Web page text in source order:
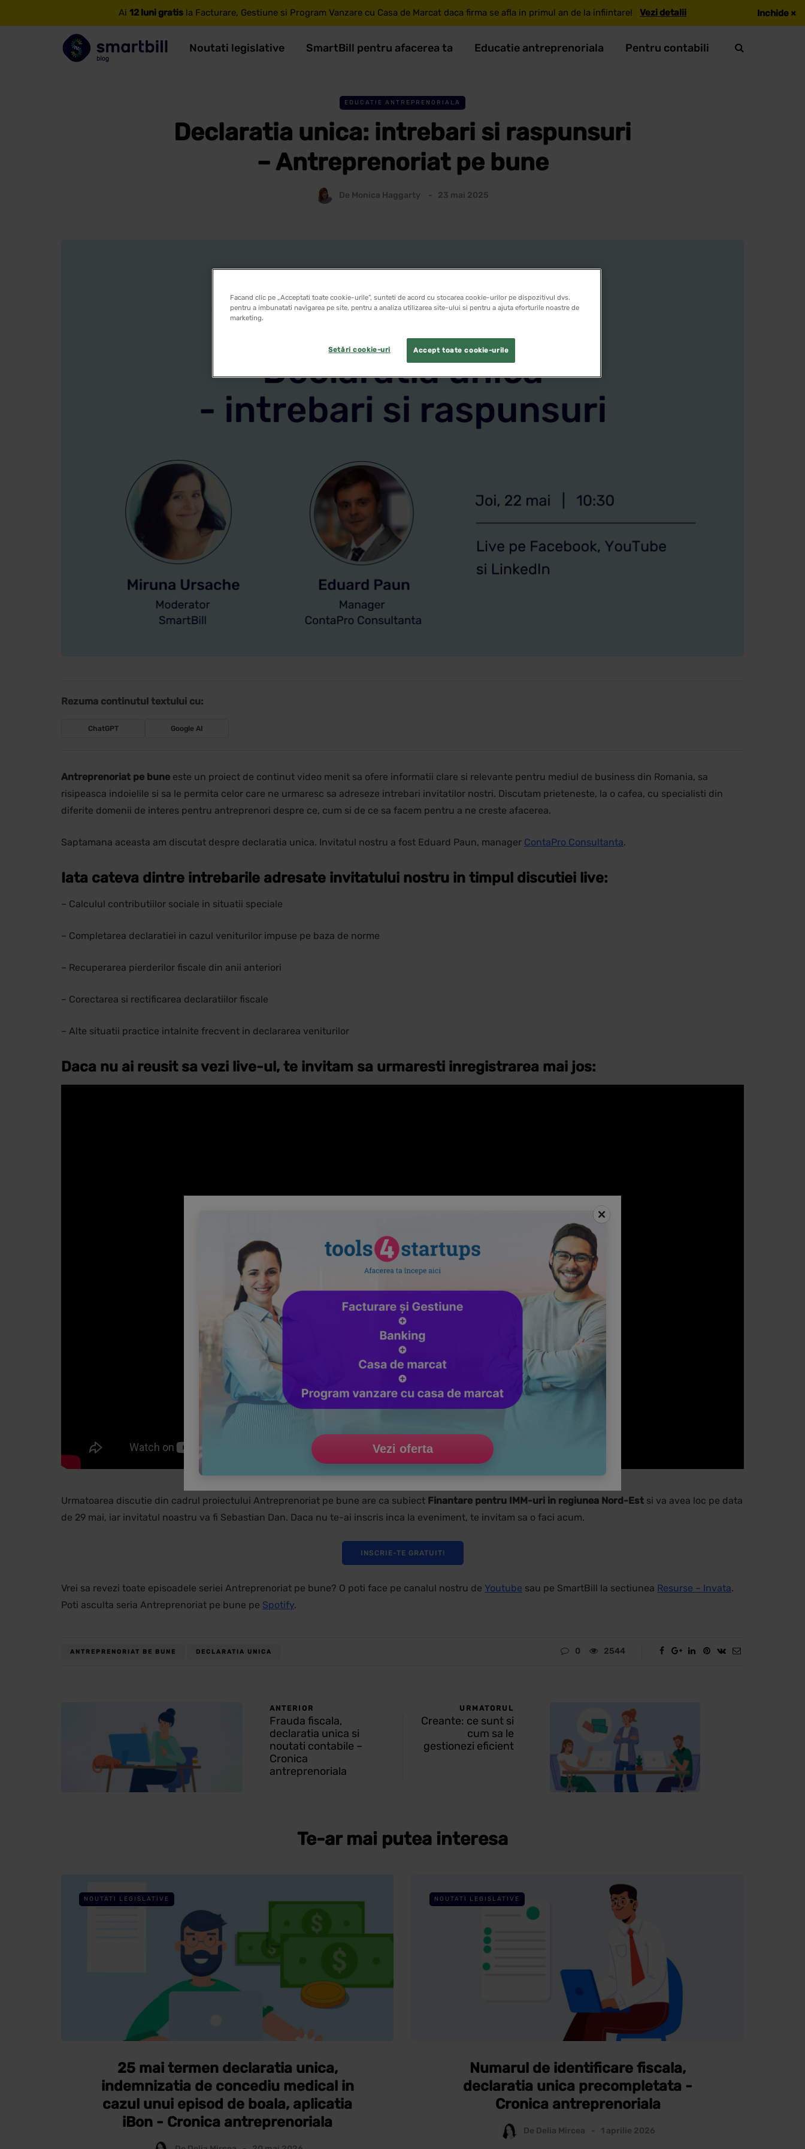
Ai 12 luni gratis la Facturare, Gestiune si Program Vanzare cu Casa de Marcat daca firma se afla in primul an de la infiintare! Vezi detalii Inchide ×
Noutati legislative SmartBill pentru afacerea ta Educatie antreprenoriala Pentru contabili
EDUCATIE ANTREPRENORIALA
Declaratia unica: intrebari si raspunsuri
– Antreprenoriat pe bune
De Monica Haggarty 23 mai 2025
Rezuma continutul textului cu:
ChatGPT Google AI
Antreprenoriat pe bune este un proiect de continut video menit sa ofere informatii clare si relevante pentru mediul de business din Romania, sa
risipeasca indoielile si sa le permita celor care ne urmaresc sa adreseze intrebari invitatilor nostri. Discutam prieteneste, la o cafea, cu specialisti din
diferite domenii de interes pentru antreprenori despre ce, cum si de ce sa facem pentru a ne creste afacerea.
Saptamana aceasta am discutat despre declaratia unica. Invitatul nostru a fost Eduard Paun, manager ContaPro Consultanta.
Iata cateva dintre intrebarile adresate invitatului nostru in timpul discutiei live:
– Calculul contributiilor sociale in situatii speciale
– Completarea declaratiei in cazul veniturilor impuse pe baza de norme
– Recuperarea pierderilor fiscale din anii anteriori
– Corectarea si rectificarea declaratiilor fiscale
– Alte situatii practice intalnite frecvent in declararea veniturilor
Daca nu ai reusit sa vezi live-ul, te invitam sa urmaresti inregistrarea mai jos:
Urmatoarea discutie din cadrul proiectului Antreprenoriat pe bune are ca subiect Finantare pentru IMM-uri in regiunea Nord-Est si va avea loc pe data
de 29 mai, iar invitatul noastru va fi Sebastian Dan. Daca nu te-ai inscris inca la eveniment, te invitam sa o faci acum.
INSCRIE-TE GRATUIT!
Vrei sa revezi toate episoadele seriei Antreprenoriat pe bune? O poti face pe canalul nostru de Youtube sau pe SmartBill la sectiunea Resurse – Invata.
Poti asculta seria Antreprenoriat pe bune pe Spotify.
ANTREPRENORIAT BE BUNE DECLARATIA UNICA 0 2544
ANTERIOR
Frauda fiscala,
declaratia unica si
noutati contabile –
Cronica
antreprenoriala
URMATORUL
Creante: ce sunt si
cum sa le
gestionezi eficient
Te-ar mai putea interesa
NOUTATI LEGISLATIVE
25 mai termen declaratia unica,
indemnizatia de concediu medical in
cazul unui episod de boala, aplicatia
iBon - Cronica antreprenoriala
NOUTATI LEGISLATIVE
Numarul de identificare fiscala,
declaratia unica precompletata -
Cronica antreprenoriala
De Delia Mircea 1 aprilie 2026
Vezi oferta
Facand clic pe „Acceptati toate cookie-urile”, sunteti de acord cu stocarea cookie-urilor pe dispozitivul dvs.
pentru a imbunatati navigarea pe site, pentru a analiza utilizarea site-ului si pentru a ajuta eforturile noastre de
marketing.
Accept toate cookie-urile
Setări cookie-uri